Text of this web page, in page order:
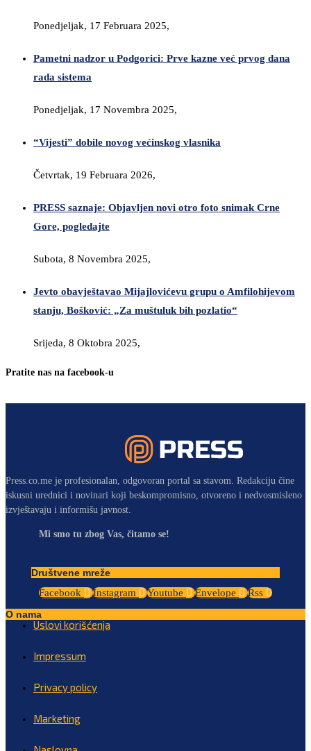
Ponedjeljak, 17 Februara 2025,
Pametni nadzor u Podgorici: Prve kazne već prvog dana
rada sistema
Ponedjeljak, 17 Novembra 2025,
“Vijesti” dobile novog većinskog vlasnika
Četvrtak, 19 Februara 2026,
PRESS saznaje: Objavljen novi otro foto snimak Crne
Gore, pogledajte
Subota, 8 Novembra 2025,
Jevto obavještavao Mijajlovićevu grupu o Amfilohijevom
stanju, Bošković: „Za muštuluk bih pozlatio“
Srijeda, 8 Oktobra 2025,
Pratite nas na facebook-u
Press.co.me je profesionalan, odgovoran portal sa stavom. Redakciju čine
iskusni urednici i novinari koji beskompromisno, otvoreno i nedvosmisleno
izvještavaju i informišu javnost.
Mi smo tu zbog Vas, čitamo se!
Društvene mreže
Facebook
Instagram Youtube Envelope
Rss
O nama
Uslovi korišćenja
Impressum
Privacy policy
Marketing